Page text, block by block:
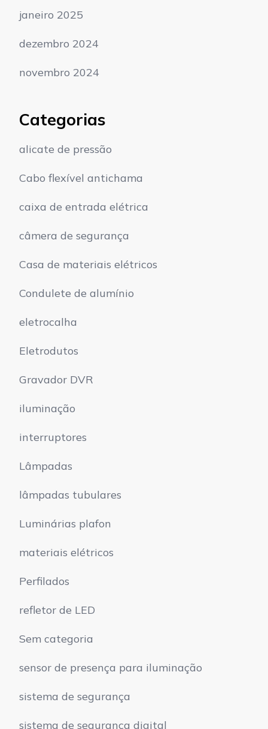
janeiro 2025
dezembro 2024
novembro 2024
Categorias
alicate de pressão
Cabo flexível antichama
caixa de entrada elétrica
câmera de segurança
Casa de materiais elétricos
Condulete de alumínio
eletrocalha
Eletrodutos
Gravador DVR
iluminação
interruptores
Lâmpadas
lâmpadas tubulares
Luminárias plafon
materiais elétricos
Perfilados
refletor de LED
Sem categoria
sensor de presença para iluminação
sistema de segurança
sistema de segurança digital